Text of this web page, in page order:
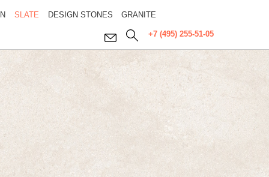
SLATE DESIGN STONES GRANITE
+7 (495) 255-51-05